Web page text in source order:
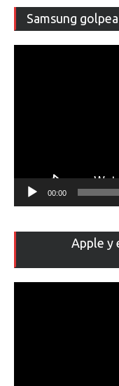
entradas
Samsung
00:00
Apple y